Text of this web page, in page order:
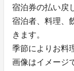
宿泊券の払い戻
宿泊者、料理、
きます。
季節によりお料
画像はイメージ